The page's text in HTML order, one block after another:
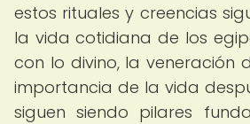
estos rituales y creencias
la vida cotidiana de los
con lo divino, la veneración
importancia de la vida
siguen siendo pilares